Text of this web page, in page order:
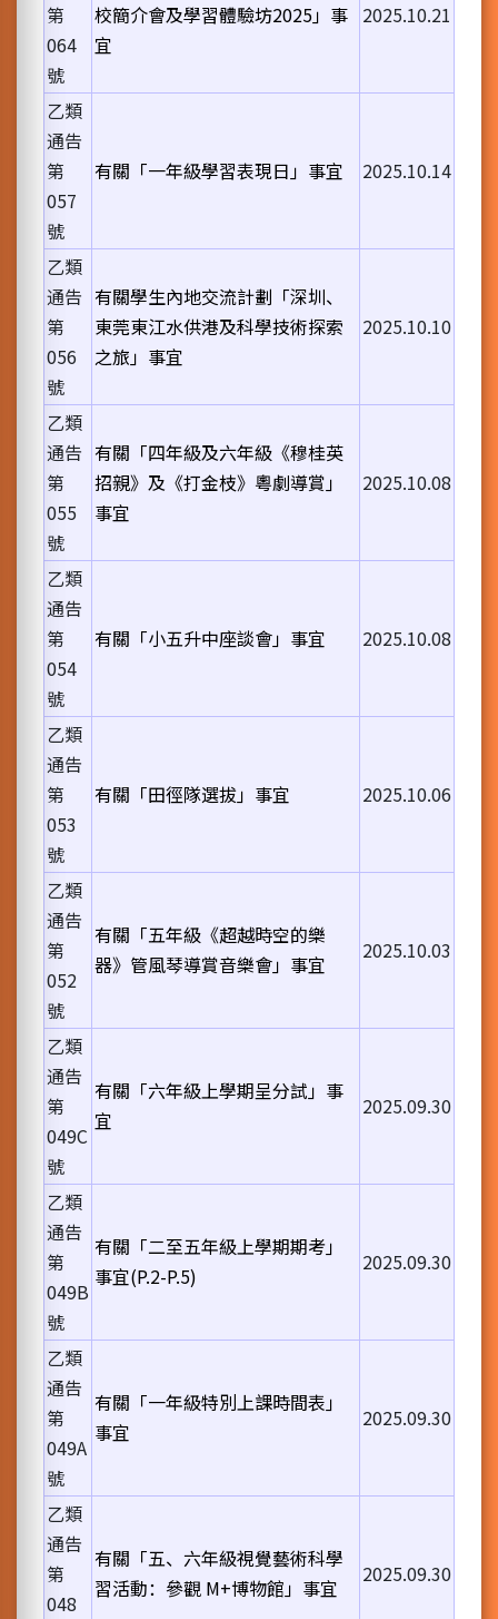
第
064
號
校簡介會及學習體驗坊2025」事
宜
2025.10.21
乙類
通告
第
057
號
有關「一年級學習表現日」事宜 2025.10.14
乙類
通告
第
056
號
有關學生內地交流計劃「深圳、
東莞東江水供港及科學技術探索
之旅」事宜
2025.10.10
乙類
通告
第
055
號
有關「四年級及六年級《穆桂英
招親》及《打金枝》粵劇導賞」
事宜
2025.10.08
乙類
通告
第
054
號
有關「小五升中座談會」事宜 2025.10.08
乙類
通告
第
053
號
有關「田徑隊選拔」事宜 2025.10.06
乙類
通告
第
052
號
有關「五年級《超越時空的樂
器》管風琴導賞音樂會」事宜
2025.10.03
乙類
通告
第
049C
號
有關「六年級上學期呈分試」事
宜
2025.09.30
乙類
通告
第
049B
號
有關「二至五年級上學期期考」
事宜(P.2-P.5)
2025.09.30
乙類
通告
第
049A
號
有關「一年級特別上課時間表」
事宜
2025.09.30
乙類
通告
第
048
有關「五、六年級視覺藝術科學
習活動：參觀 M+博物館」事宜
2025.09.30